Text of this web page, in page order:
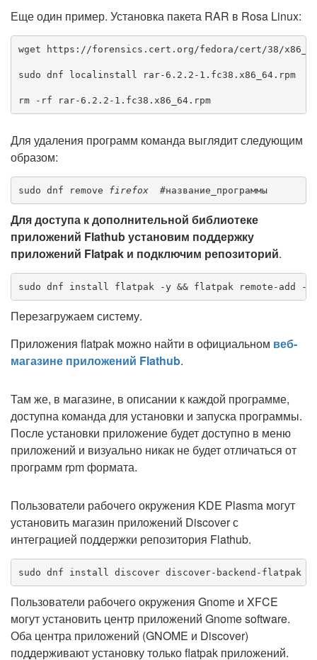
Еще один пример. Установка пакета RAR в Rosa Linux:
wget https://forensics.cert.org/fedora/cert/38/
sudo dnf localinstall rar-6.2.2-1.fc38.x86_64.rpm
rm -rf rar-6.2.2-1.fc38.x86_64.rpm
Для удаления программ команда выглядит следующим
образом:
sudo dnf remove firefox
  #название_программы
Для доступа к дополнительной библиотеке
приложений Flathub установим поддержку
приложений Flatpak и подключим репозиторий.
sudo dnf install flatpak -y && flatpak remote-add
Перезагружаем систему.
Приложения flatpak можно найти в официальном веб-
магазине приложений Flathub.
Там же, в магазине, в описании к каждой программе,
доступна команда для установки и запуска программы.
После установки приложение будет доступно в меню
приложений и визуально никак не будет отличаться от
программ rpm формата.
Пользователи рабочего окружения KDE Plasma могут
установить магазин приложений Discover с
интеграцией поддержки репозитория Flathub.
sudo dnf install discover discover-backend-flatpak
Пользователи рабочего окружения Gnome и XFCE
могут установить центр приложений Gnome software.
Оба центра приложений (GNOME и Discover)
поддерживают установку только flatpak приложений.